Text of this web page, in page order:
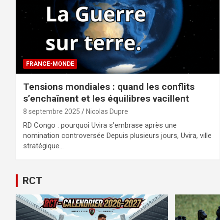
FRANCE-MONDE
Tensions mondiales : quand les conflits
s’enchaînent et les équilibres vacillent
8 septembre 2025 Nicolas Dupre
RD Congo : pourquoi Uvira s’embrase après une
nomination controversée Depuis plusieurs jours, Uvira, ville
stratégique…
RCT